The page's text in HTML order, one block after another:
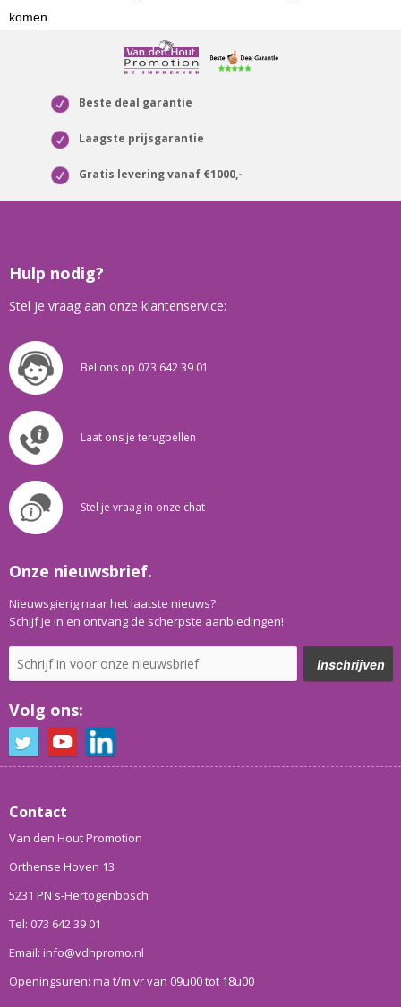
komen.
Beste deal garantie
Laagste prijsgarantie
Gratis levering vanaf €1000,-
Hulp nodig?
Stel je vraag aan onze klantenservice:
Bel ons op 073 642 39 01
Laat ons je terugbellen
Stel je vraag in onze chat
Onze nieuwsbrief.
Nieuwsgierig naar het laatste nieuws?
Schijf je in en ontvang de scherpste aanbiedingen!
Volg ons:
Contact
Van den Hout Promotion
Orthense Hoven 13
5231 PN s-Hertogenbosch
Tel: 073 642 39 01
Email: info@vdhpromo.nl
Openingsuren: ma t/m vr van 09u00 tot 18u00